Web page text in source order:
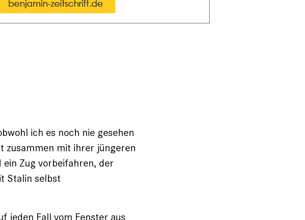
ich es noch nie gesehen
zusammen mit ihrer jüngeren
Zug vorbeifahren, der
Stalin selbst
jeden Fall vom Fenster aus